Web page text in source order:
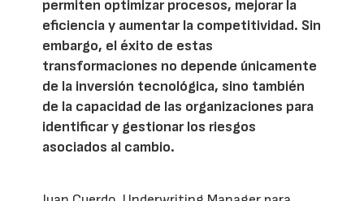
permiten optimizar procesos, mejorar la
eficiencia y aumentar la competitividad. Sin
embargo, el éxito de estas
transformaciones no depende únicamente
de la inversión tecnológica, sino también
de la capacidad de las organizaciones para
identificar y gestionar los riesgos
asociados al cambio.